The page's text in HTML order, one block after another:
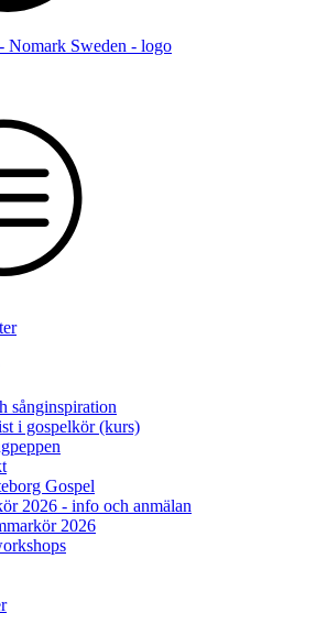
sånginspiration
i gospelkör (kurs)
Gospel
2026 - info och anmälan
2026